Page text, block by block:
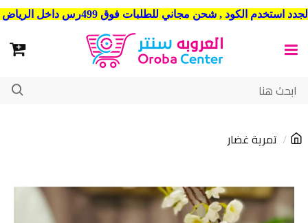
شحن مجاني للطلبات فوق 499رس داخل الرياض . وشحن الي جميع مدن المملكة العربية السعودية
تمرية غضار